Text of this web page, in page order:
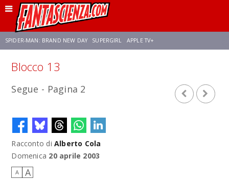
SPIDER-MAN: BRAND NEW DAY SUPERGIRL APPLE TV+
Blocco 13
Segue - Pagina 2
Racconto di Alberto Cola
Domenica 20 aprile 2003
A A